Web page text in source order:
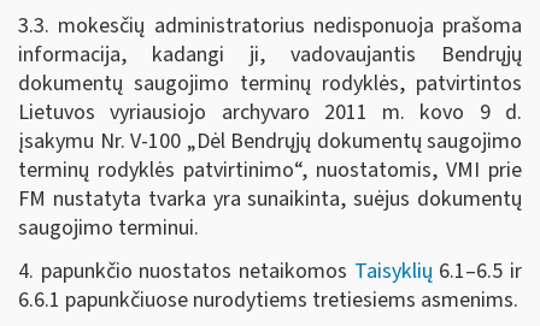
3.3. mokesčių administratorius nedisponuoja prašoma
informacija, kadangi ji, vadovaujantis Bendrųjų
dokumentų saugojimo terminų rodyklės, patvirtintos
Lietuvos vyriausiojo archyvaro 2011 m. kovo 9 d.
įsakymu Nr. V-100 „Dėl Bendrųjų dokumentų saugojimo
terminų rodyklės patvirtinimo“, nuostatomis, VMI prie
FM nustatyta tvarka yra sunaikinta, suėjus dokumentų
saugojimo terminui.
4. papunkčio nuostatos netaikomos Taisyklių 6.1–6.5 ir
6.6.1 papunkčiuose nurodytiems tretiesiems asmenims.